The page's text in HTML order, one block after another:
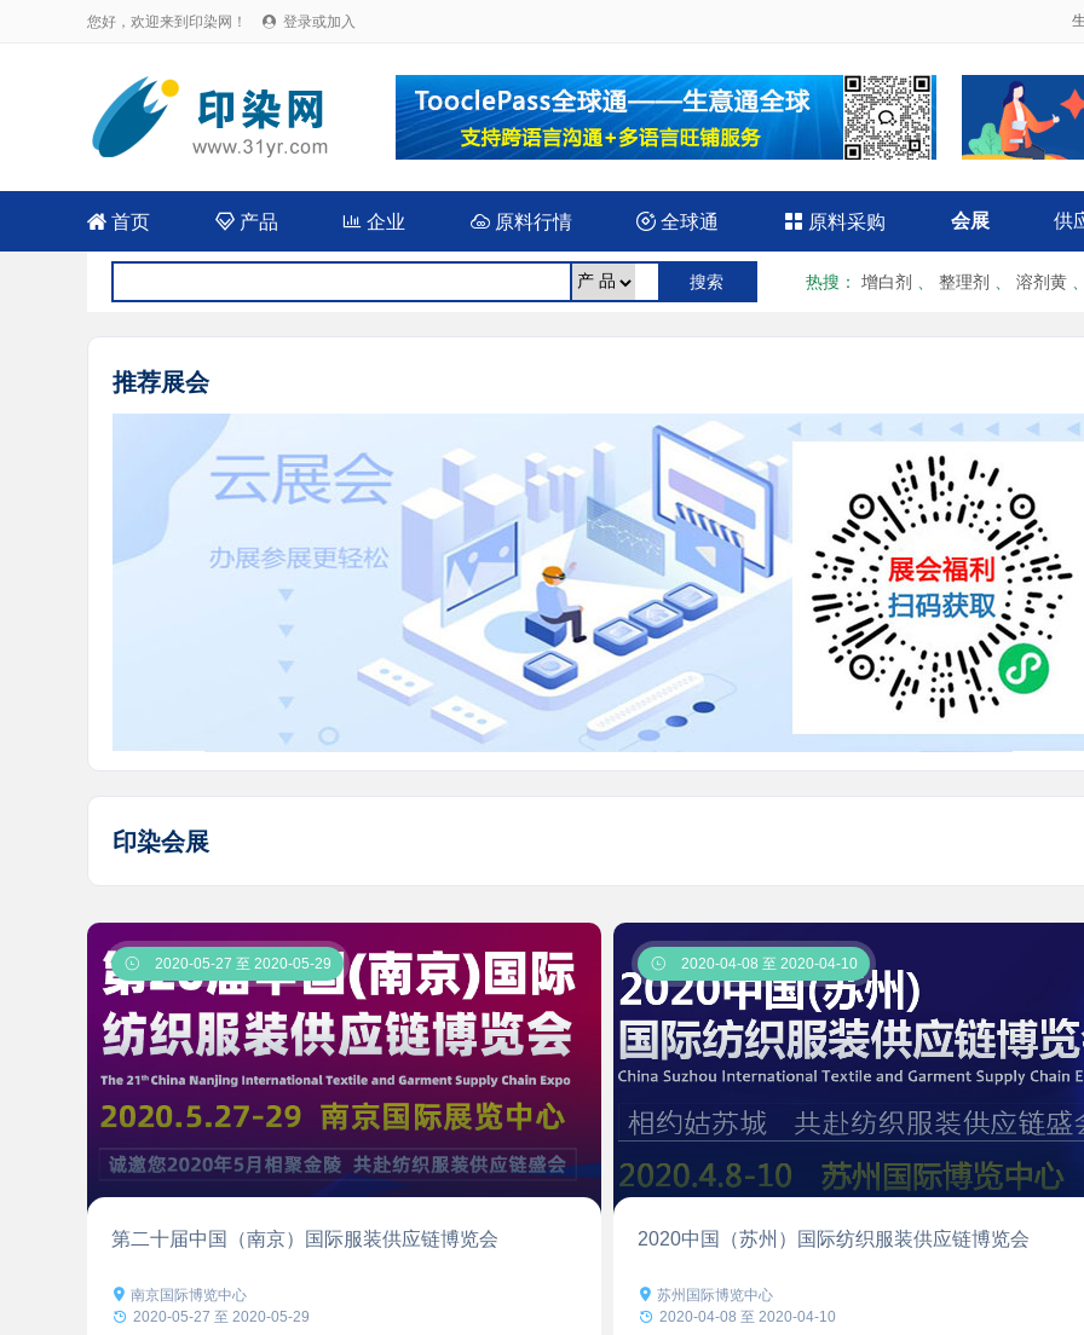
您好，欢迎来到印染网！  登录或加入
 首页 产品  企业 原料行情  全球通  原料采购 会展 供
热搜 ： 增白剂 整理剂 溶剂黄
推荐展会
印染会展
 2020-05-27 至 2020-05-29
第二十届中国（南京）国际服装供应链博览会
 南京国际博览中心
 2020-05-27 至 2020-05-29
 2020-04-08 至 2020-04-10
2020中国（苏州）国际纺织服装供应链博览会
 苏州国际博览中心
 2020-04-08 至 2020-04-10